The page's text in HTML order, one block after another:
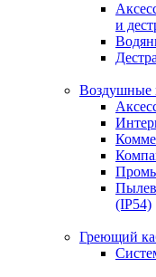
и
Воздушные
(IP54)
Греющий